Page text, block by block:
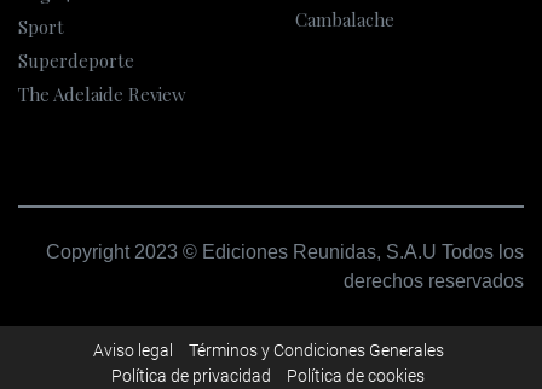
Sport
Superdeporte
The Adelaide Review
Cambalache
Copyright 2023 © Ediciones Reunidas, S.A.U Todos los
derechos reservados
Aviso legal
Términos y Condiciones Generales
Polí­tica de privacidad
Política de cookies